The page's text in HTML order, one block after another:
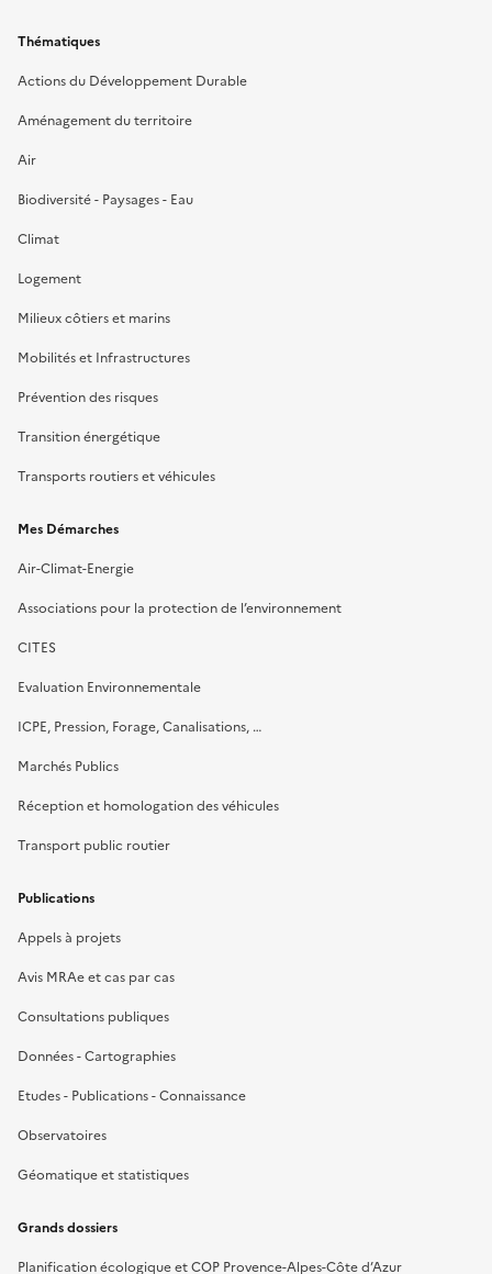
Thématiques
Actions du Développement Durable
Aménagement du territoire
Air
Biodiversité - Paysages - Eau
Climat
Logement
Milieux côtiers et marins
Mobilités et Infrastructures
Prévention des risques
Transition énergétique
Transports routiers et véhicules
Mes Démarches
Air-Climat-Energie
Associations pour la protection de l’environnement
CITES
Evaluation Environnementale
ICPE, Pression, Forage, Canalisations, …
Marchés Publics
Réception et homologation des véhicules
Transport public routier
Publications
Appels à projets
Avis MRAe et cas par cas
Consultations publiques
Données - Cartographies
Etudes - Publications - Connaissance
Observatoires
Géomatique et statistiques
Grands dossiers
Planification écologique et COP Provence-Alpes-Côte d’Azur